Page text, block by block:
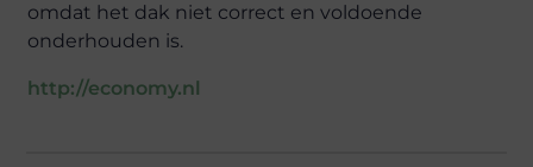
omdat het dak niet correct en voldoende
onderhouden is.
http://economy.nl